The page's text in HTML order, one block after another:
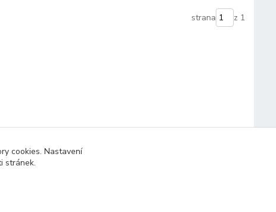
strana z 1
cookies. Nastavení
stránek.